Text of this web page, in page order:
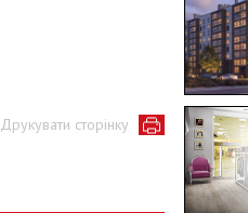
Друкувати сторінку